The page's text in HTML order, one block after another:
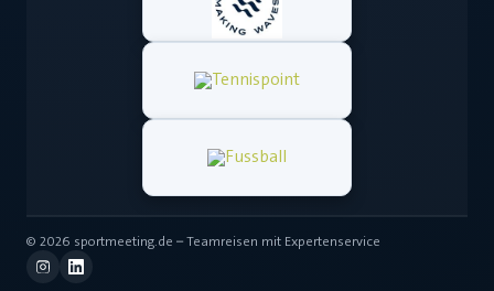
© 2026 sportmeeting.de – Teamreisen mit Expertenservice